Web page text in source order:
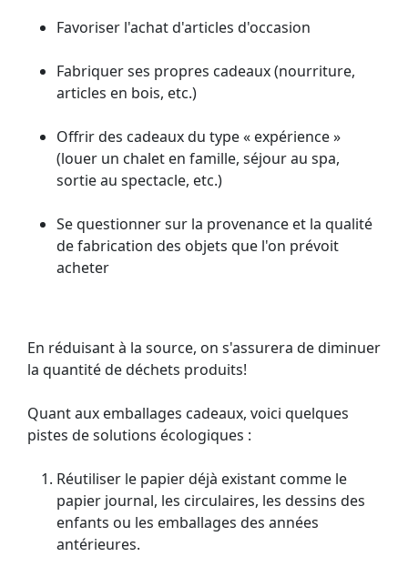
Favoriser l'achat d'articles d'occasion
Fabriquer ses propres cadeaux (nourriture,
articles en bois, etc.)
Offrir des cadeaux du type « expérience »
(louer un chalet en famille, séjour au spa,
sortie au spectacle, etc.)
Se questionner sur la provenance et la qualité
de fabrication des objets que l'on prévoit
acheter
En réduisant à la source, on s'assurera de diminuer
la quantité de déchets produits!
Quant aux emballages cadeaux, voici quelques
pistes de solutions écologiques :
Réutiliser le papier déjà existant comme le
papier journal, les circulaires, les dessins des
enfants ou les emballages des années
antérieures.